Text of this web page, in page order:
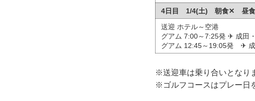
4日目 1/4(土) 朝食✕ 昼
送迎 ホテル～空港
グアム 7:00～7:25発 ✈ 成田
グアム 12:45～19:05発 ✈
※送迎車は乗り合いとなり
※ゴルフコースはプレー日